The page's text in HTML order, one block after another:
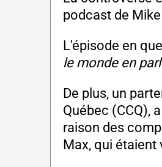
podcast de
L'épisode en
le monde en
De plus, un
Québec (CCQ),
raison des
Max, qui